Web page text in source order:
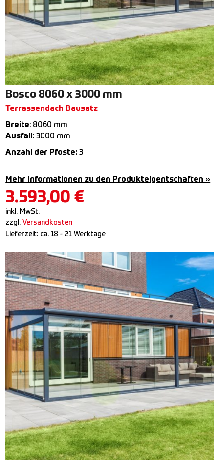
Bosco 8060 x 3000 mm
Terrassendach Bausatz
Breite: 8060 mm
Ausfall: 3000 mm
Anzahl der Pfoste: 3
Mehr Informationen zu den Produkteigentschaften »
3.593,00 €
inkl. MwSt.
zzgl.Versandkosten
Lieferzeit: ca. 18 - 21 Werktage